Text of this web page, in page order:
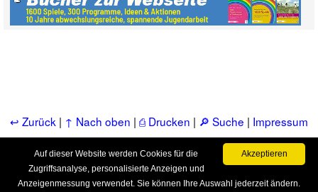
↩ Zurück | ↑ Nach oben | ⎙ Drucken | 🔎 Suche | Impressum
& Kontakt|📚 Bücher|📂 Service, FAQ, u.a.m.
Copyright © Praxis-Jugendarbeit.de - alle Rechte vorbehalten
Akzeptieren
Auf dieser Website werden Cookies für die
Zugriffsanalyse, personalisierte Anzeigen und
Anzeigenmessung verwendet. Sie können Ihre Auswahl jederzeit ändern.